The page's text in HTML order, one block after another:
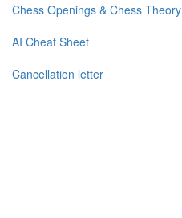
Chess Openings & Chess Theory
AI Cheat Sheet
Cancellation letter